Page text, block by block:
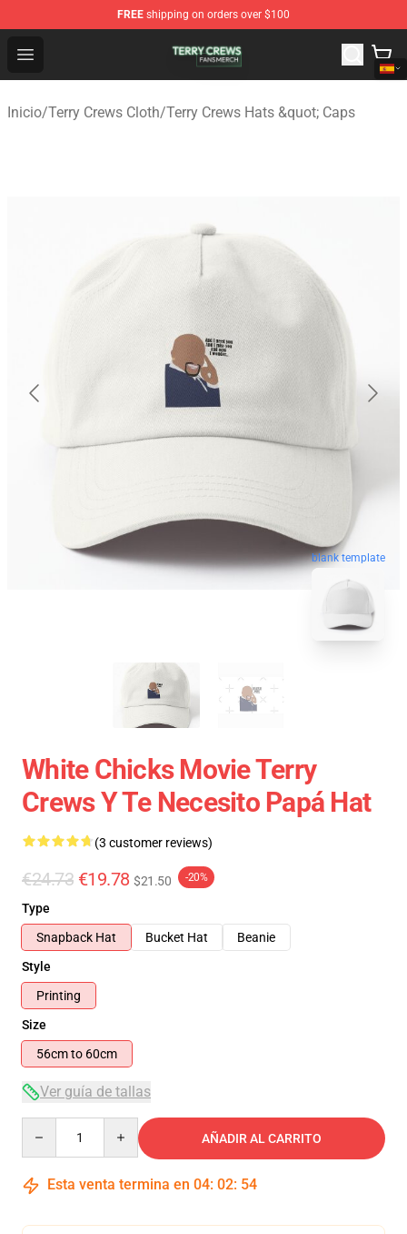
FREE shipping on orders over $100
Open menu
Terry Crews Shop - Official Terry Crews Merchandise
Inicio/Terry Crews Cloth/Terry Crews Hats &quot; Caps
blank template
White Chicks Movie Terry
Crews Y Te Necesito Papá Hat
(3 customer reviews)
€24.73 €19.78 $21.50 -20%
Type
Snapback Hat
Bucket Hat
Beanie
Style
Printing
Size
56cm to 60cm
Ver guía de tallas
AÑADIR AL CARRITO
Esta venta termina en 04: 02: 53